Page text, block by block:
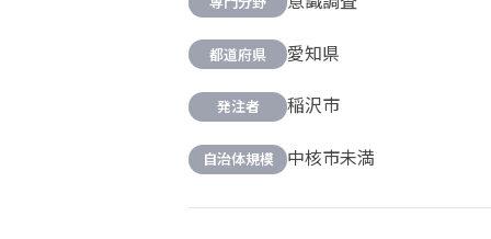
都道府県 愛知県
発注者 稲沢市
自治体規模 中核市未満